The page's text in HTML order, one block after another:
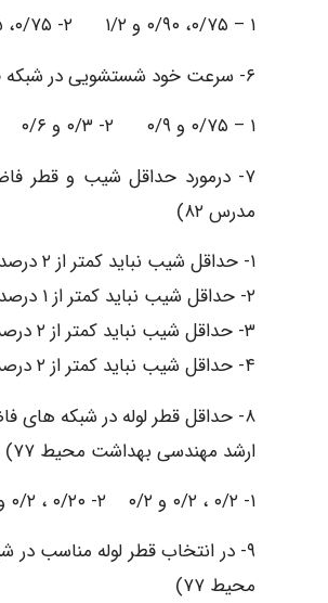
۱ – ۰/۷۵، ۰/۹۰ و ۱/۲ ۲- ۰/۷۵، ۰/۷۵ و ۰/۹۰ ۳- ۰/۶۰، ۰/۷۵ و ۰/۷۵ ۴- ۰/۶ ، ۰/۷۵ و ۰/۹۰
۶- سرعت خود شستشویی در شبکه فاضلاب و شبکه سیلاب بر حسب متر در ثانیه چقدر است؟ (کنکور Ph.D بهداشت محیط ۷۸)
۱ – ۰/۷۵ و ۰/۹ ۲- ۰/۳ و ۰/۶ ۳- ۰/۶ و ۰/۷۵ ۴- ۰/۷۵ و ۰/۶
۷- درمورد حداقل شیب و قطر
مدرس ۸۲)
۱- حداقل شیب نباید کمتر از ۲ درصد باشد و حداقل قطر برابر ۱۰۰ میلیمتر است و قطر ۱۲۵ و ۱۵۰ میلیمتر ارجح می باشد.
۲- حداقل شیب نباید کمتر از ۱ درصد باشد و حداقل قطر برابر ۱۰۰ میلیمتر و قطر ۱۲۵ و ۱۵۰ میلیمتر ارجح می باشد.
۳- حداقل شیب نباید کمتر از ۲ درصد باشد و حداقل قطر برابر ۱۲۵ میلیمتر و قطر ۱۵۰ میلیمتر ارجح می باشد.
۴- حداقل شیب نباید کمتر از ۲ درصد باشد و حداقل قطر نباید کمتر از ۱۵۰ میلیمتر باشد.
۸- حداقل قطر لوله در شبکه های
ارشد مهندسی بهداشت محیط ۷۷)
۱- ۰/۲ ، ۰/۲ و ۰/۲ ۲- ۰/۲۰ ، ۰/۲ و ۰/۳ ۳- ۰/۲۵ ، ۰/۲۵ و ۰/۳ ۴- ۰/۲۵، ۰/۳ و ۰/۳
۹- در انتخاب قطر لوله مناسب در
محیط ۷۷)